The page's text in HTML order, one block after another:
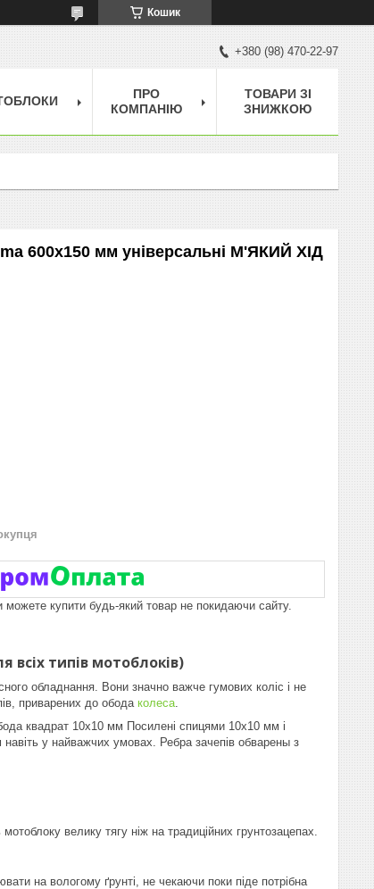
Кошик
+380 (98) 470-22-97
ПРО
КОМПАНІЮ
ТОВАРИ ЗІ
ЗНИЖКОЮ
600х150 мм універсальні М'ЯКИЙ ХІД
можете купити будь-який товар не покидаючи сайту.
всіх типів мотоблоків)
обладнання. Вони значно важче гумових коліс і не
приварених до обода колеса
квадрат 10х10 мм Посилені спицями 10х10 мм і
у найважчих умовах. Ребра зачепів обварены з
велику тягу ніж на традиційних грунтозацепах.
на вологому ґрунті, не чекаючи поки піде потрібна